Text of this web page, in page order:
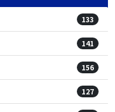
133
141
156
127